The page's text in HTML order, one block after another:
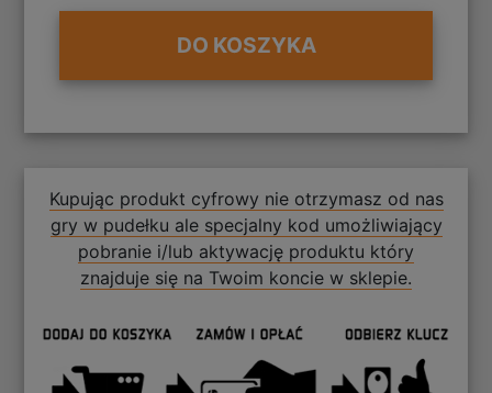
DO KOSZYKA
Kupując produkt cyfrowy nie otrzymasz od nas
gry w pudełku ale specjalny kod umożliwiający
pobranie i/lub aktywację produktu który
znajduje się na Twoim koncie w sklepie.